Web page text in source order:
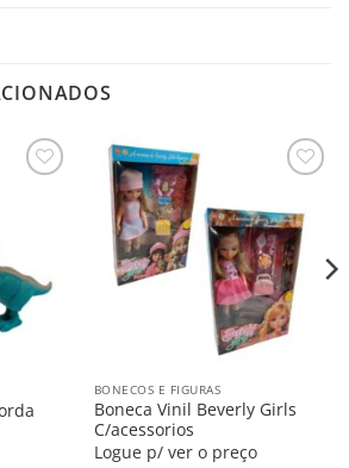
na
Lista
BONECOS E FIGURAS
Boneca Vinil Beverly Girls
C/acessorios
Logue p/ ver o preço